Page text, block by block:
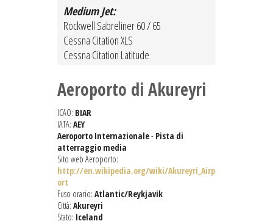
Medium Jet:
Rockwell Sabreliner 60 / 65
Cessna Citation XLS
Cessna Citation Latitude
Aeroporto di Akureyri
ICAO: BIAR
IATA: AEY
Aeroporto Internazionale- Pista di
atterraggio media
Sito web Aeroporto:
http://en.wikipedia.org/wiki/Akureyri_Airp
ort
Fuso orario: Atlantic/Reykjavik
Città: Akureyri
Stato: Iceland